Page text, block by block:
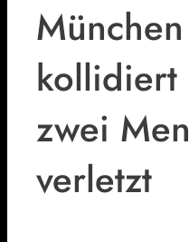
kollidiert
zwei
verletzt